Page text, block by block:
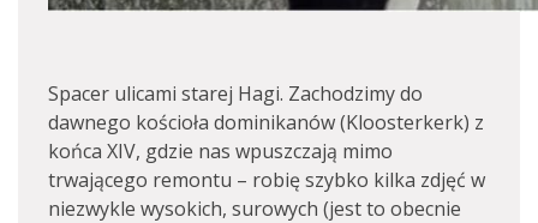
Spacer ulicami starej Hagi. Zachodzimy do
dawnego kościoła dominikanów (Kloosterkerk) z
końca XIV, gdzie nas wpuszczają mimo
trwającego remontu – robię szybko kilka zdjęć w
niezwykle wysokich, surowych (jest to obecnie